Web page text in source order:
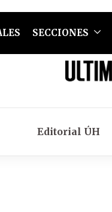
SECCIONES
Editorial ÚH